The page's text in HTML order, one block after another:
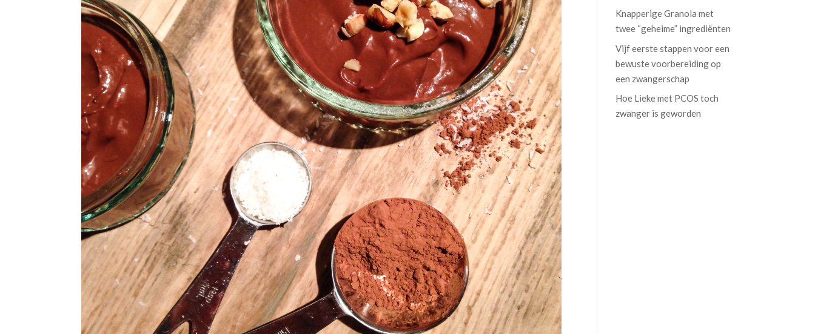
Knapperige Granola met
twee “geheime” ingrediënten
Vijf eerste stappen voor een
bewuste voorbereiding op
een zwangerschap
Hoe Lieke met PCOS toch
zwanger is geworden